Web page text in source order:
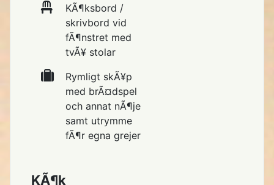
KÃ¶ksbord /
skrivbord vid
fÃ¶nstret med
tvÃ¥ stolar
Rymligt skÃ¥p
med brÃ¤dspel
och annat nÃ¶je
samt utrymme
fÃ¶r egna grejer
KÃ¶k